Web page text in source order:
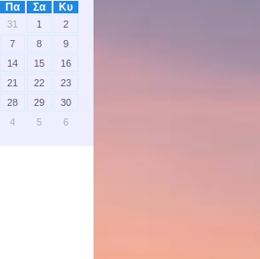
Πα Σα Κυ
31 1
2
7 8
9
14 15
16
21 22
23
28 29
30
4 5 6